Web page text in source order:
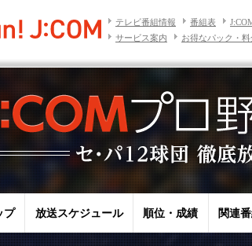
テレビ番組情報 番組表
サービス案内
お得なパック・料
プ 放送スケジュール 順位・成績 関連番